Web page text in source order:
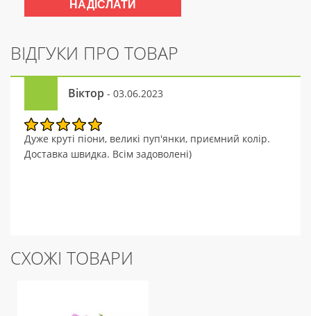
ВІДГУКИ ПРО ТОВАР
Віктор - 03.06.2023
Дуже круті піони, великі пуп'янки, приємний колір.
Доставка швидка. Всім задоволені)
СХОЖІ ТОВАРИ